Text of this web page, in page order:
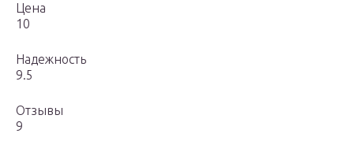
Цена
10
Надежность
9.5
Отзывы
9